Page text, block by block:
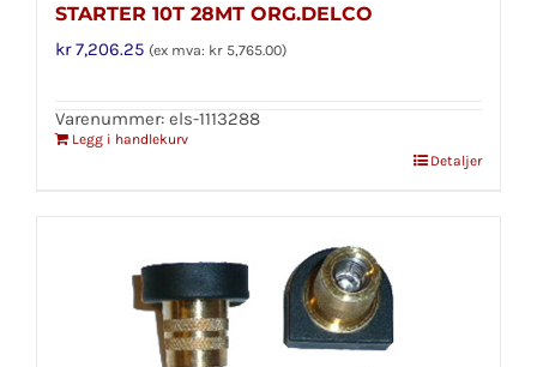
STARTER 10T 28MT ORG.DELCO
kr7,206.25 (ex mva: kr 5,765.00)
Varenummer: els-1113288
Legg i handlekurv
Detaljer